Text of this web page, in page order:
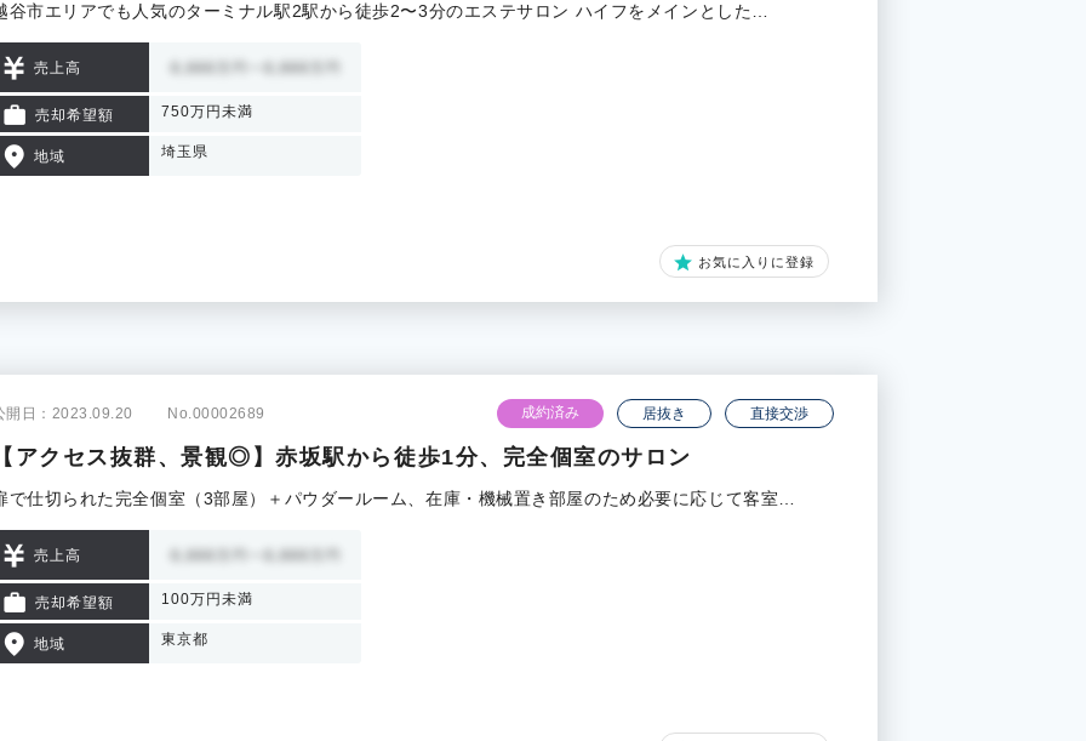
谷市エリアでも人気のターミナル駅2駅から徒歩2〜3分のエステサロン ハイフをメインとした…
売上高
売却希望額 750万円未満
地域 埼玉県
お気に入りに登録
開日：2023.09.20 No.00002689 成約済み 居抜き 直接交渉
アクセス抜群、景観◎】赤坂駅から徒歩1分、完全個室のサロン
で仕切られた完全個室（3部屋）＋パウダールーム、在庫・機械置き部屋のため必要に応じて客室…
売上高
売却希望額 100万円未満
地域 東京都